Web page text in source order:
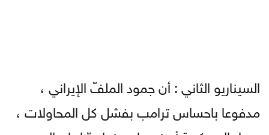
السيناريو الثاني : أن جمود الملفّ الإيراني ،
مدفوعا باحساس ترامب بفشل كل المحاولات ،